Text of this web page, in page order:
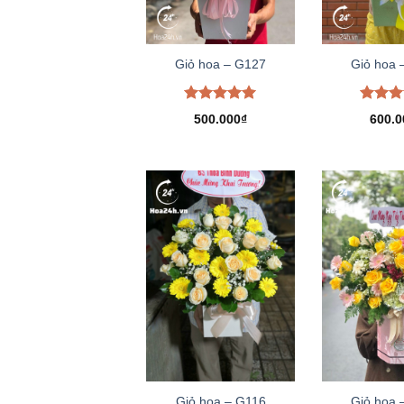
Giỏ hoa – G127
Được xếp
hạng5.00
500.000₫
Giỏ hoa
Được
hạng